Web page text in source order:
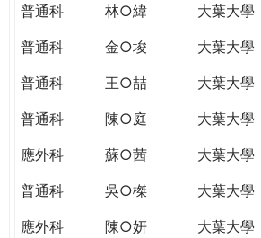
普通科
林○緯
大葉大學
普通科
金○埈
大葉大學
普通科
王○喆
大葉大學
普通科
陳○庭
大葉大學
應外科
蘇○茜
大葉大學
普通科
吳○榤
大葉大學
應外科
陳○妍
大葉大學